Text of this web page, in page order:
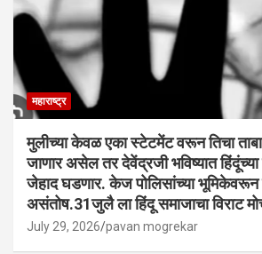
महाराष्ट्र
मुलीच्या केवळ एका स्टेटमेंट वरून तिचा ताबा
जाणार असेल तर देवेंद्रजी भविष्यात
जेहाद घडणार. केज पोलिसांच्या भूमिकेवरून
असंतोष.31जुलै ला हिंदू समाजाचा विराट
July 29, 2026 pavan mogrekar